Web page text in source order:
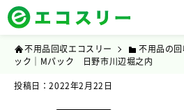
不用品回収エコスリー 不用品の
ック｜Mパック 日野市川辺堀之内
投稿日：2022年2月22日